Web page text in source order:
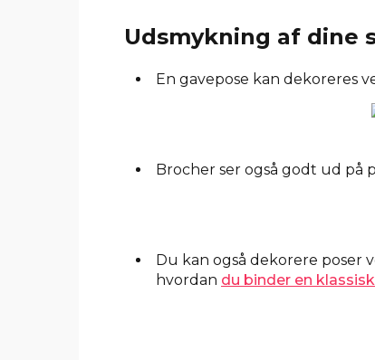
Udsmykning af dine
En gavepose kan dekoreres
Brocher ser også godt ud på
Du kan også dekorere poser
hvordan du binder en